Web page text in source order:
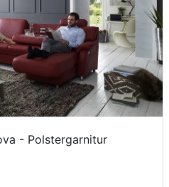
- Polstergarnitur